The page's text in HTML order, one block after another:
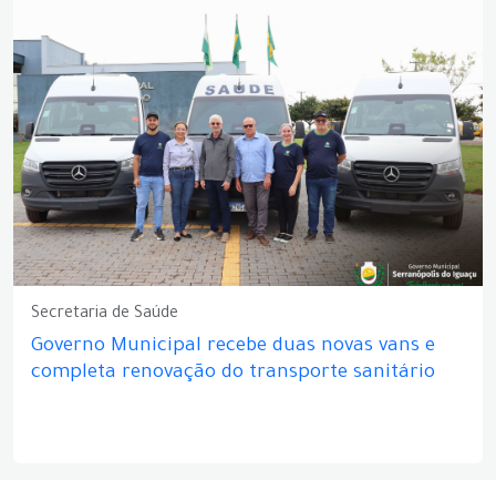
Secretaria de Saúde
Governo Municipal recebe duas novas vans e
completa renovação do transporte sanitário